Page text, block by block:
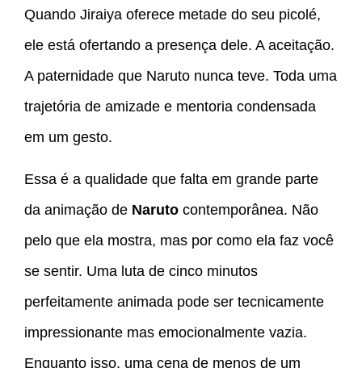
Quando Jiraiya oferece metade do seu picolé,
ele está ofertando a presença dele. A aceitação.
A paternidade que Naruto nunca teve. Toda uma
trajetória de amizade e mentoria condensada
em um gesto.
Essa é a qualidade que falta em grande parte
da animação de Naruto contemporânea. Não
pelo que ela mostra, mas por como ela faz você
se sentir. Uma luta de cinco minutos
perfeitamente animada pode ser tecnicamente
impressionante mas emocionalmente vazia.
Enquanto isso, uma cena de menos de um